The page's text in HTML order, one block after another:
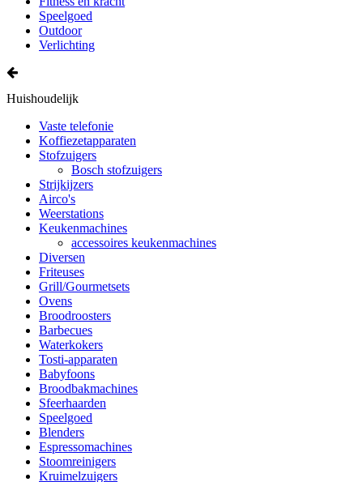
Speelgoed
Outdoor
Verlichting
Huishoudelijk
Vaste telefonie
Koffiezetapparaten
Stofzuigers
Bosch stofzuigers
Strijkijzers
Airco's
Weerstations
Keukenmachines
accessoires keukenmachines
Diversen
Friteuses
Grill/Gourmetsets
Ovens
Broodroosters
Barbecues
Waterkokers
Tosti-apparaten
Babyfoons
Broodbakmachines
Sfeerhaarden
Speelgoed
Blenders
Espressomachines
Stoomreinigers
Kruimelzuigers